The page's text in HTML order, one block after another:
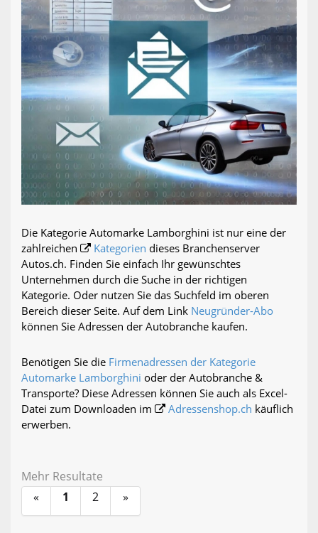
Die Kategorie Automarke Lamborghini ist nur eine der
zahlreichen
Kategorien dieses Branchenserver
Autos.ch. Finden Sie einfach Ihr gewünschtes
Unternehmen durch die Suche in der richtigen
Kategorie. Oder nutzen Sie das Suchfeld im oberen
Bereich dieser Seite. Auf dem Link Neugründer-Abo
können Sie Adressen der Autobranche kaufen.
Benötigen Sie die Firmenadressen der Kategorie
Automarke Lamborghini oder der Autobranche &
Transporte? Diese Adressen können Sie auch als Excel-
Datei zum Downloaden im
Adressenshop.ch käuflich
erwerben.
Mehr Resultate
«
1 2 »